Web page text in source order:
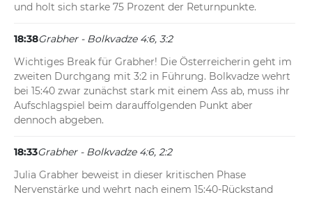
und holt sich starke 75 Prozent der Returnpunkte.
18:38Grabher - Bolkvadze 4:6, 3:2
Wichtiges Break für Grabher! Die Österreicherin geht im
zweiten Durchgang mit 3:2 in Führung. Bolkvadze wehrt
bei 15:40 zwar zunächst stark mit einem Ass ab, muss ihr
Aufschlagspiel beim darauffolgenden Punkt aber
dennoch abgeben.
18:33Grabher - Bolkvadze 4:6, 2:2
Julia Grabher beweist in dieser kritischen Phase
Nervenstärke und wehrt nach einem 15:40-Rückstand